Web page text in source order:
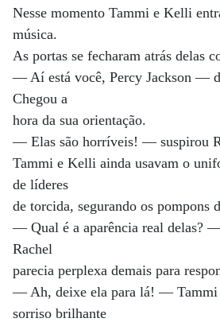
Nesse momento Tammi e Kelli
música.
As portas se fecharam atrás delas
— Aí está você, Percy Jackson —
Chegou a
hora da sua orientação.
— Elas são horríveis! — suspirou
Tammi e Kelli ainda usavam o
de líderes
de torcida, segurando os pompons
— Qual é a aparência real delas?
Rachel
parecia perplexa demais para
— Ah, deixe ela para lá! — Tammi
sorriso brilhante